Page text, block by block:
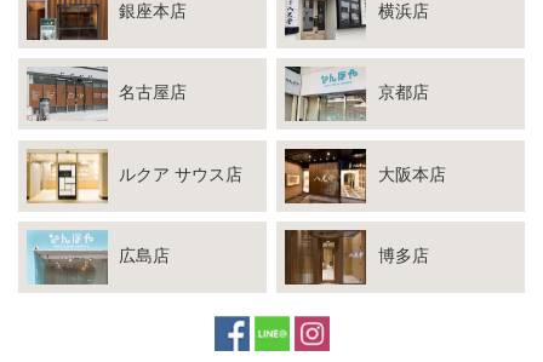
銀座本店 横浜店
名古屋店 京都店
ルクア サウス店 大阪本店
広島店 博多店